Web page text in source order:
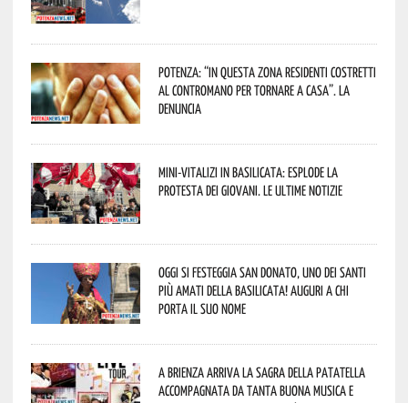
Potenza: “In questa zona residenti costretti
al contromano per tornare a casa”. La
denuncia
Mini-vitalizi in Basilicata: esplode la
protesta dei giovani. Le ultime notizie
Oggi si festeggia San Donato, uno dei Santi
più amati della Basilicata! Auguri a chi
porta il suo nome
A Brienza arriva la Sagra della Patatella
accompagnata da tanta buona musica e